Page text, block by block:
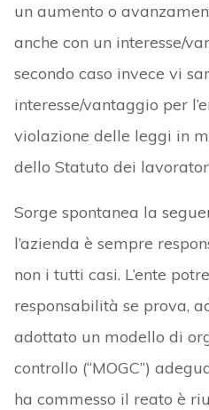
un aumento o
anche con un interesse/
secondo caso invece vi
interesse/vantaggio per
violazione delle leggi in
dello Statuto dei
Sorge spontanea la
l’azienda è sempre
non i tutti casi. L’ente
responsabilità se prova,
adottato un modello di
controllo (“MOGC”)
ha commesso il reato è